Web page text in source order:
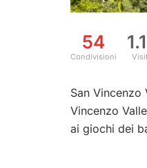
54
Condivisioni
San
Vincenzo
ai giochi dei